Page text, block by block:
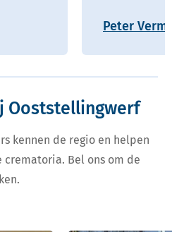
Peter
Ooststellingwerf
kennen de regio en helpen
Bel ons om de